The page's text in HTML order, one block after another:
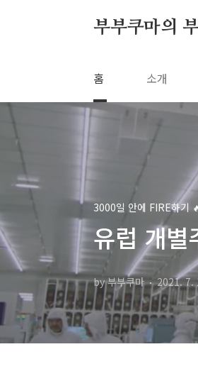
부부쿠마의
홈 소개
3000일 안에 FIRE하기
유럽 개
by 부부쿠마 2021. 7.